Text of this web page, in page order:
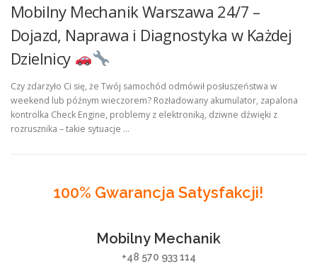
Mobilny Mechanik Warszawa 24/7 –
Dojazd, Naprawa i Diagnostyka w Każdej
Dzielnicy
Czy zdarzyło Ci się, że Twój samochód odmówił posłuszeństwa w
weekend lub późnym wieczorem? Rozładowany akumulator, zapalona
kontrolka Check Engine, problemy z elektroniką, dziwne dźwięki z
rozrusznika – takie sytuacje …
100% Gwarancja Satysfakcji!
Mobilny Mechanik
+48 570 933 114